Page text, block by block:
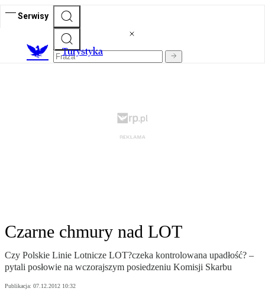
Serwisy
Turystyka
Czarne chmury nad LOT
Czy Polskie Linie Lotnicze LOT?czeka kontrolowana upadłość? –
pytali posłowie na wczorajszym posiedzeniu Komisji Skarbu
Publikacja: 07.12.2012 10:32